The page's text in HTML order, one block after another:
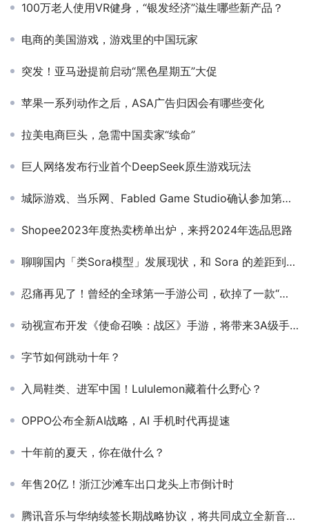
100万老人使用VR健身，“银发经济”滋生哪些新产品？
电商的美国游戏，游戏里的中国玩家
突发！亚马逊提前启动“黑色星期五”大促
苹果一系列动作之后，ASA广告归因会有哪些变化
拉美电商巨头，急需中国卖家“续命”
巨人网络发布行业首个DeepSeek原生游戏玩法
城际游戏、当乐网、Fabled Game Studio确认参加第三届全球产品与增长大会-游戏研发发行对接会
Shopee2023年度热卖榜单出炉，来捋2024年选品思路
聊聊国内「类Sora模型」发展现状，和 Sora 的差距到底有多大？
忍痛再见了！曾经的全球第一手游公司，砍掉了一款“差点成功”的游戏
动视宣布开发《使命召唤：战区》手游，将带来3A级手游体验
字节如何跳动十年？
入局鞋类、进军中国！Lululemon藏着什么野心？
OPPO公布全新AI战略，AI 手机时代再提速
十年前的夏天，你在做什么？
年售20亿！浙江沙滩车出口龙头上市倒计时
腾讯音乐与华纳续签长期战略协议，将共同成立全新音乐厂牌